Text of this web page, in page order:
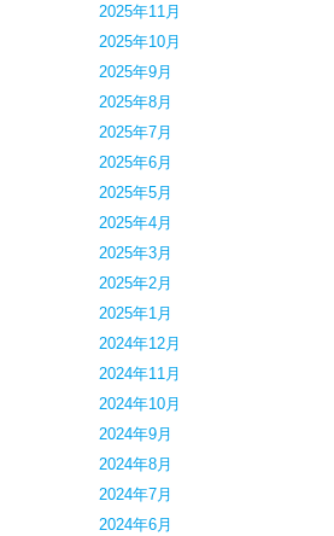
2025年11月
2025年10月
2025年9月
2025年8月
2025年7月
2025年6月
2025年5月
2025年4月
2025年3月
2025年2月
2025年1月
2024年12月
2024年11月
2024年10月
2024年9月
2024年8月
2024年7月
2024年6月